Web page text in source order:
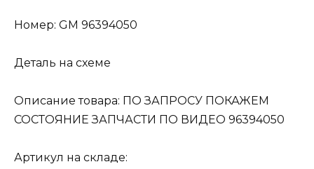
Номер: GM 96394050
Деталь на схеме
Описание товара: ПО ЗАПРОСУ ПОКАЖЕМ
СОСТОЯНИЕ ЗАПЧАСТИ ПО ВИДЕО 96394050
Артикул на складе: